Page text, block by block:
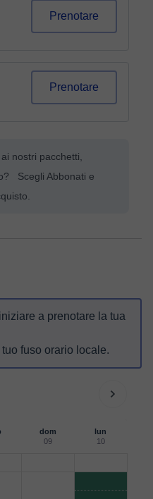
Prenotare
Prenotare
nostri pacchetti,
Scegli Abbonati e
a prenotare la tua
fuso orario locale.
dom
09
lun
10